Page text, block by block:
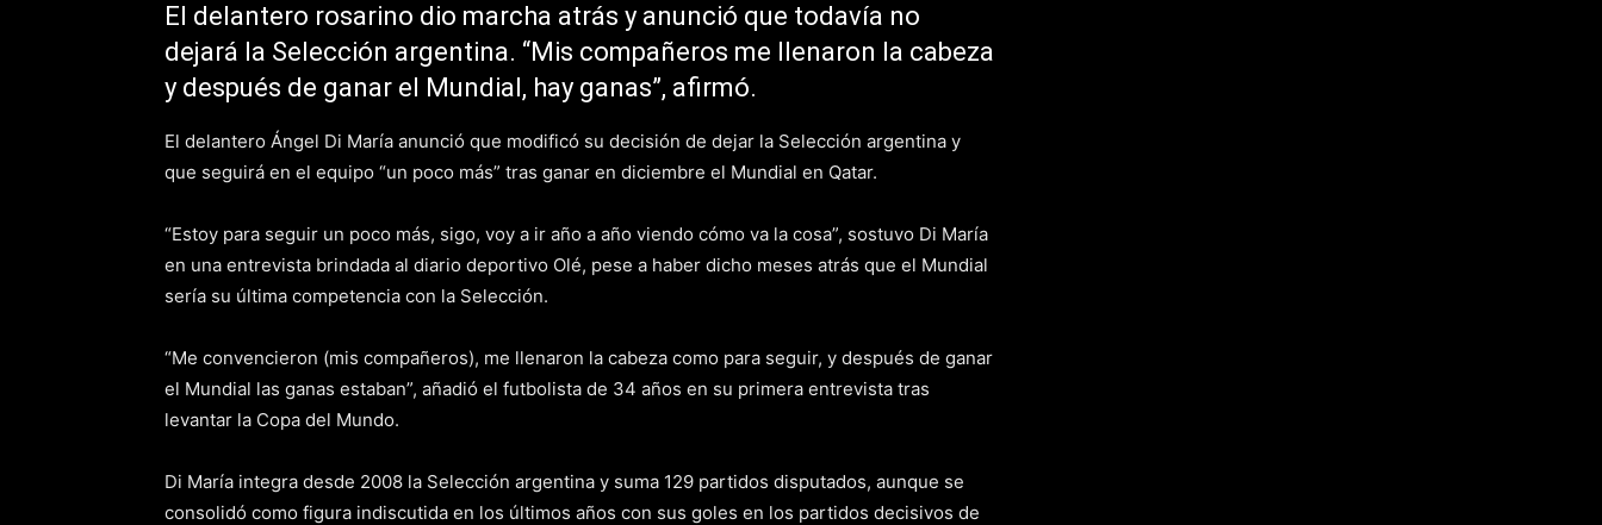
El delantero rosarino dio marcha atrás y anunció que todavía no
dejará la Selección argentina. “Mis compañeros me llenaron la cabeza
y después de ganar el Mundial, hay ganas”, afirmó.
El delantero Ángel Di María anunció que modificó su decisión de dejar la Selección argentina y
que seguirá en el equipo “un poco más” tras ganar en diciembre el Mundial en Qatar.
“Estoy para seguir un poco más, sigo, voy a ir año a año viendo cómo va la cosa”, sostuvo Di María
en una entrevista brindada al diario deportivo Olé, pese a haber dicho meses atrás que el Mundial
sería su última competencia con la Selección.
“Me convencieron (mis compañeros), me llenaron la cabeza como para seguir, y después de ganar
el Mundial las ganas estaban”, añadió el futbolista de 34 años en su primera entrevista tras
levantar la Copa del Mundo.
Di María integra desde 2008 la Selección argentina y suma 129 partidos disputados, aunque se
consolidó como figura indiscutida en los últimos años con sus goles en los partidos decisivos de